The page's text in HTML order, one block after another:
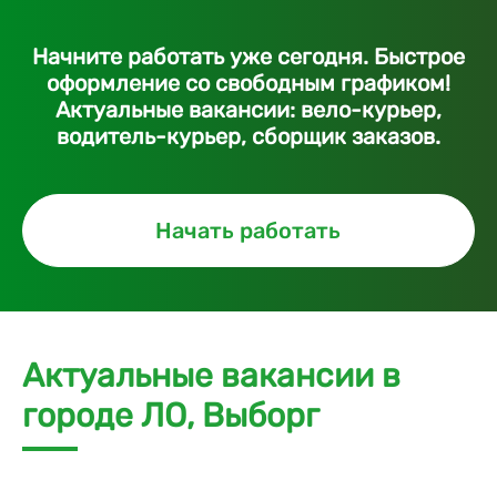
Начните работать уже сегодня. Быстрое
оформление со свободным графиком!
Актуальные вакансии: вело-курьер,
водитель-курьер, сборщик заказов.
Начать работать
Актуальные вакансии в
городе ЛО, Выборг